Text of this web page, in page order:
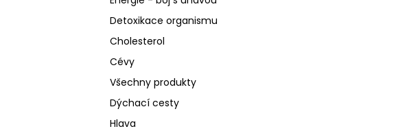
Detoxikace organismu
Cholesterol
Cévy
Všechny produkty
Dýchací cesty
Hlava